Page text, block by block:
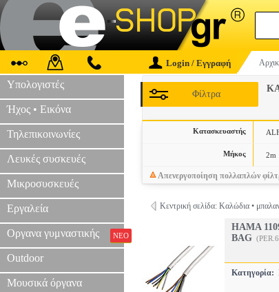
Login / Εγγραφή
Υπολογιστές
Ήχος • Εικόνα
Τηλεπικοινωνίες
Λευκές συσκευές
Μικροσυσκευές
Εργαλεία
Οργανα γυμναστικής ΝΕΟ
Outdoor
Μουσικά όργανα
Φίλτρα
Κατασκευαστής
Μήκος 2m
Απενεργοποίηση πολλαπλών
Κεντρική σελίδα: Καλώδια •
HAMA
BAG
Κατηγορία: